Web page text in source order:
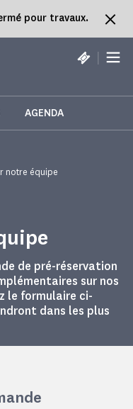
pour travaux.
|
AGENDA
notre équipe
de pré-réservation
sur nos
le formulaire ci-
dans les plus